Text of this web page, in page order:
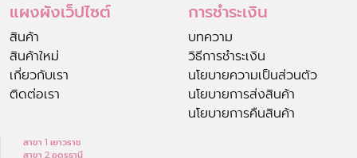
แผงผังเว็ปไซต์
สินค้า
สินค้าใหม่
เกี่ยวกับเรา
ติดต่อเรา
การชำระเงิน
บทความ
วิธีการชำระเงิน
นโยบายความเป็นส่วนตัว
นโยบายการส่งสินค้า
นโยบายการคืนสินค้า
สาขา 1 เยาวราช
สาขา 2 อุดรธานี